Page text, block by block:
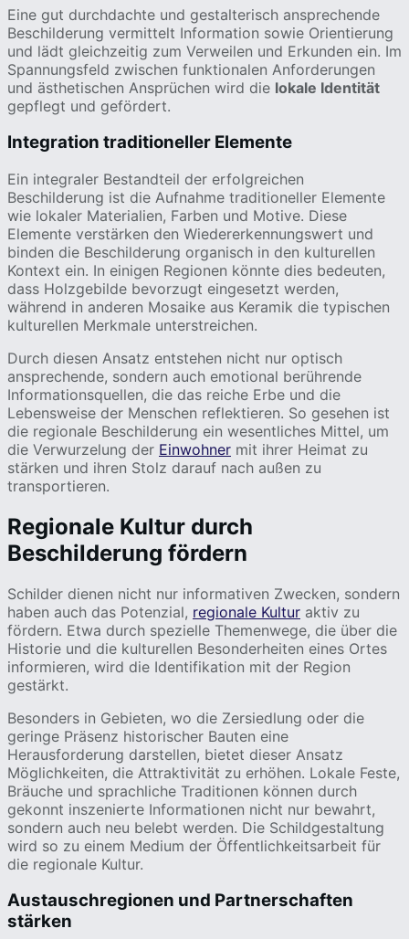
Eine gut durchdachte und gestalterisch ansprechende
Beschilderung vermittelt Information sowie Orientierung
und lädt gleichzeitig zum Verweilen und Erkunden ein. Im
Spannungsfeld zwischen funktionalen Anforderungen
und ästhetischen Ansprüchen wird die lokale Identität
gepflegt und gefördert.
Integration traditioneller Elemente
Ein integraler Bestandteil der erfolgreichen
Beschilderung ist die Aufnahme traditioneller Elemente
wie lokaler Materialien, Farben und Motive. Diese
Elemente verstärken den Wiedererkennungswert und
binden die Beschilderung organisch in den kulturellen
Kontext ein. In einigen Regionen könnte dies bedeuten,
dass Holzgebilde bevorzugt eingesetzt werden,
während in anderen Mosaike aus Keramik die typischen
kulturellen Merkmale unterstreichen.
Durch diesen Ansatz entstehen nicht nur optisch
ansprechende, sondern auch emotional berührende
Informationsquellen, die das reiche Erbe und die
Lebensweise der Menschen reflektieren. So gesehen ist
die regionale Beschilderung ein wesentliches Mittel, um
die Verwurzelung der Einwohner mit ihrer Heimat zu
stärken und ihren Stolz darauf nach außen zu
transportieren.
Regionale Kultur durch
Beschilderung fördern
Schilder dienen nicht nur informativen Zwecken, sondern
haben auch das Potenzial, regionale Kultur aktiv zu
fördern. Etwa durch spezielle Themenwege, die über die
Historie und die kulturellen Besonderheiten eines Ortes
informieren, wird die Identifikation mit der Region
gestärkt.
Besonders in Gebieten, wo die Zersiedlung oder die
geringe Präsenz historischer Bauten eine
Herausforderung darstellen, bietet dieser Ansatz
Möglichkeiten, die Attraktivität zu erhöhen. Lokale Feste,
Bräuche und sprachliche Traditionen können durch
gekonnt inszenierte Informationen nicht nur bewahrt,
sondern auch neu belebt werden. Die Schildgestaltung
wird so zu einem Medium der Öffentlichkeitsarbeit für
die regionale Kultur.
Austauschregionen und Partnerschaften
stärken